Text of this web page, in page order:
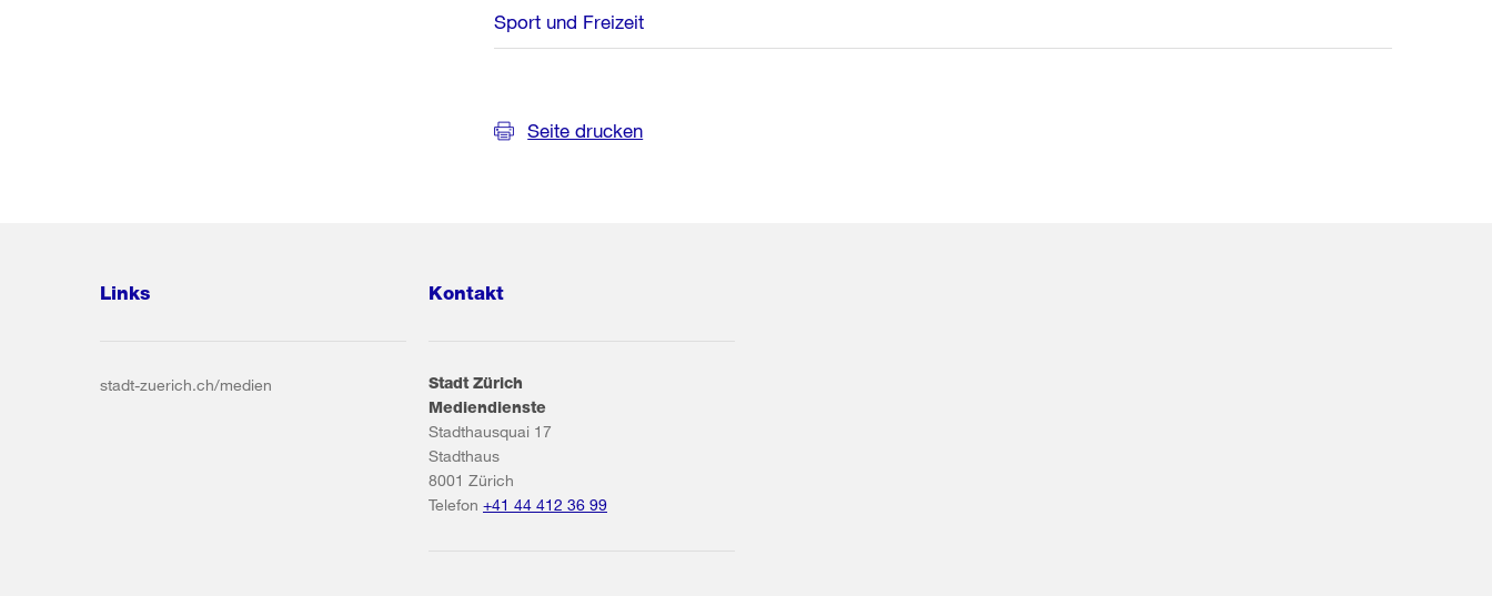
Sport und Freizeit
Seite drucken
Links
stadt-zuerich.ch/medien
Kontakt
Stadt Zürich
Mediendienste
Stadthausquai 17
Stadthaus
8001 Zürich
Telefon +41 44 412 36 99